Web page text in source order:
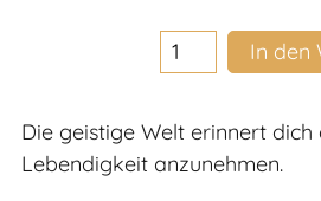
In den
Die geistige Welt erinnert dich
Lebendigkeit anzunehmen.